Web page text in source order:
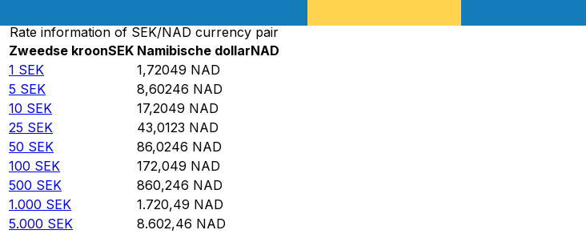
Rate information of SEK/NAD currency pair
Zweedse kroonSEK Namibische dollarNAD
1 SEK 1,72049 NAD
5 SEK 8,60246 NAD
10 SEK 17,2049 NAD
25 SEK 43,0123 NAD
50 SEK 86,0246 NAD
100 SEK 172,049 NAD
500 SEK 860,246 NAD
1.000 SEK 1.720,49 NAD
5.000 SEK 8.602,46 NAD